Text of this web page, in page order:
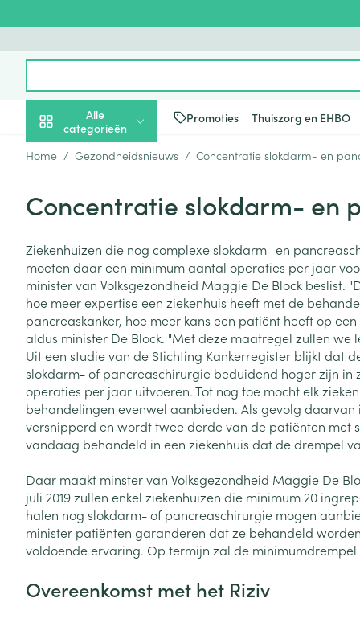
Alle
categorieën
Promoties
Schoonheid, verzorging
en hygiëne
Toon submenu voor
Haar en Hoofd
Beschadigd
hoofdirritatie
Styling - spray
Verzorging
Toon meer
Mond
Elektrische
Interdentaal -
Kunstgebit
Dieet, voeding en
vitamines
Toon submenu voor Dieet,
Afslanken
Eetlustremmer
Platte buik
Vetverbranders
Toon meer
Zwangerschap en
kinderen
Toon submenu voor
Zwangerschap
Borstvoeding
Vitamines en
Toon meer
Vitaliteit 50+
Toon submenu voor Vitaliteit
Geheugen
Seksualiteit
Zware benen
Natuur geneeskunde
Toon submenu voor Natuur
Aromatherapie
Essentiële oliën
Complex -
Oligo-
Plantaardige
Toon submenu voor
Lenzen en
Brillen
Thuiszorg
Batterijen
Toebehoren
Steriel
Dieren en insecten
Toon submenu voor Dieren
Insecten
Anti insecten
Teken tang of
Honden
Nagels en
Spijsvertering
Vacht, huid of
Geneesmiddelen
Maag darm
Lever,
pancreas
Braken
Toon meer
Huid
desinfecteren
Schimmels
Jeuk
Promoties Thuiszorg en EHBO
Home / Gezondheidsnieuws / Concentratie slokdarm- en
Concentratie slokdarm- en
Ziekenhuizen die nog complexe slokdarm- en
moeten daar een minimum aantal operaties per jaar
minister van Volksgezondheid Maggie De Block beslist.
hoe meer expertise een ziekenhuis heeft met de
pancreaskanker, hoe meer kans een patiënt heeft op
aldus minister De Block. "Met deze maatregel zullen we
Uit een studie van de Stichting Kankerregister blijkt dat
slokdarm- of pancreaschirurgie beduidend hoger zijn in
operaties per jaar uitvoeren. Tot nog toe mocht elk
behandelingen evenwel aanbieden. Als gevolg daarvan
versnipperd en wordt twee derde van de patiënten met
vandaag behandeld in een ziekenhuis dat de drempel
Daar maakt minster van Volksgezondheid Maggie De
juli 2019 zullen enkel ziekenhuizen die minimum 20
halen nog slokdarm- of pancreaschirurgie mogen
minister patiënten garanderen dat ze behandeld
voldoende ervaring. Op termijn zal de
Overeenkomst met het Riziv